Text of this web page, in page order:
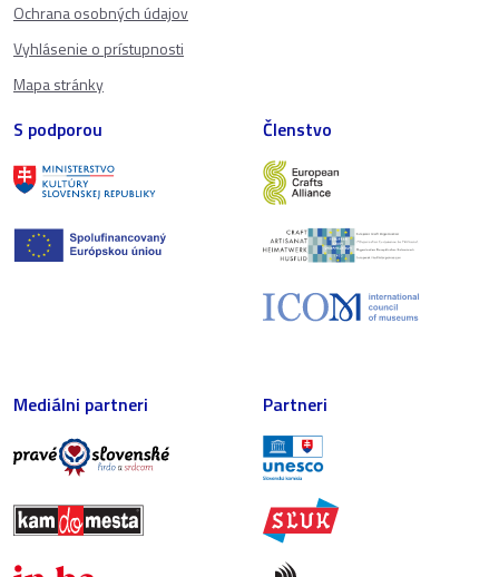
Ochrana osobných údajov
Vyhlásenie o prístupnosti
Mapa stránky
S podporou Členstvo
Mediálni partneri Partneri